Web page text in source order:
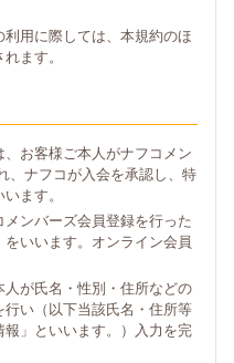
用に際しては、本規約のほ
ます。
、お客様ご本人がナフコメン
、ナフコが入会を承認し、特
ます。
メンバーズ会員登録を行った
いいます。オンライン会員
人が氏名・性別・住所などの
い（以下当該氏名・住所等
」といいます。）入力を完